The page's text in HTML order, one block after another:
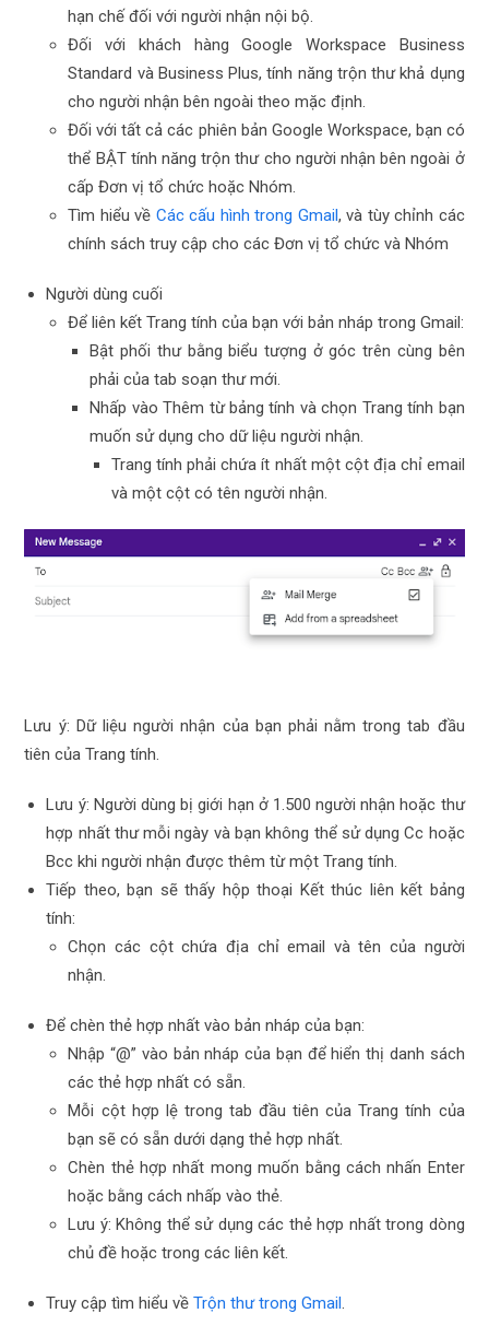
hạn chế đối với người nhận nội bộ.
Đối với khách hàng Google Workspace Business
Standard và Business Plus, tính năng trộn thư khả dụng
cho người nhận bên ngoài theo mặc định.
Đối với tất cả các phiên bản Google Workspace, bạn có
thể BẬT tính năng trộn thư cho người nhận bên ngoài ở
cấp Đơn vị tổ chức hoặc Nhóm.
Tìm hiểu về Các cấu hình trong Gmail, và tùy chỉnh các
chính sách truy cập cho các Đơn vị tổ chức và Nhóm
Người dùng cuối
Để liên kết Trang tính của bạn với bản nháp trong Gmail:
Bật phối thư bằng biểu tượng ở góc trên cùng bên
phải của tab soạn thư mới.
Nhấp vào Thêm từ bảng tính và chọn Trang tính bạn
muốn sử dụng cho dữ liệu người nhận.
Trang tính phải chứa ít nhất một cột địa chỉ email
và một cột có tên người nhận.
Lưu ý: Dữ liệu người nhận của bạn phải nằm trong tab đầu
tiên của Trang tính.
Lưu ý: Người dùng bị giới hạn ở 1.500 người nhận hoặc thư
hợp nhất thư mỗi ngày và bạn không thể sử dụng Cc hoặc
Bcc khi người nhận được thêm từ một Trang tính.
Tiếp theo, bạn sẽ thấy hộp thoại Kết thúc liên kết bảng
tính:
Chọn các cột chứa địa chỉ email và tên của người
nhận.
Để chèn thẻ hợp nhất vào bản nháp của bạn:
Nhập “@” vào bản nháp của bạn để hiển thị danh sách
các thẻ hợp nhất có sẵn.
Mỗi cột hợp lệ trong tab đầu tiên của Trang tính của
bạn sẽ có sẵn dưới dạng thẻ hợp nhất.
Chèn thẻ hợp nhất mong muốn bằng cách nhấn Enter
hoặc bằng cách nhấp vào thẻ.
Lưu ý: Không thể sử dụng các thẻ hợp nhất trong dòng
chủ đề hoặc trong các liên kết.
Truy cập tìm hiểu vềTrộn thư trong Gmail.